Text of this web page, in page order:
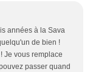
années à la Sava
de bien !
Je vous remplace
passer quand